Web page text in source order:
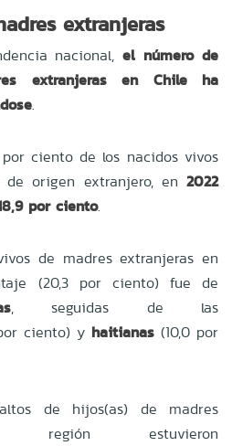
extranjeras
nacional,el número de
extranjeras en Chile ha
.
ciento de los nacidos vivos
origen extranjero, en 2022
por ciento.
de madres extranjeras en
(20,3 por ciento) fue de
, seguidas de las
ciento) y haitianas (10,0 por
de hijos(as) de madres
región estuvieron